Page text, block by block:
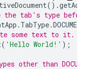
().
the tab's type
. TabType.
some text to it.
( 'Hello World!' );
other than